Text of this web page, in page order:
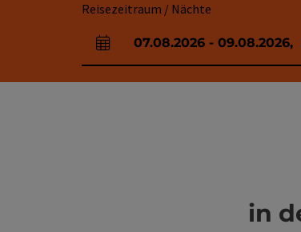
Reisezeitraum / Nächte
An- und Abreisefelder
07.08.2026 - 09.08.2026,
in